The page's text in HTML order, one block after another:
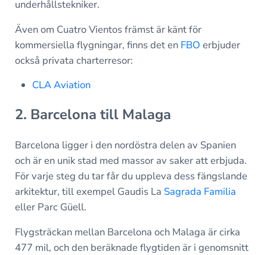
underhållstekniker.
Även om Cuatro Vientos främst är känt för
kommersiella flygningar, finns det en FBO erbjuder
också privata charterresor:
CLA Aviation
2. Barcelona till Malaga
Barcelona ligger i den nordöstra delen av Spanien
och är en unik stad med massor av saker att erbjuda.
För varje steg du tar får du uppleva dess fängslande
arkitektur, till exempel Gaudis La Sagrada Familia
eller Parc Güell.
Flygsträckan mellan Barcelona och Malaga är cirka
477 mil, och den beräknade flygtiden är i genomsnitt